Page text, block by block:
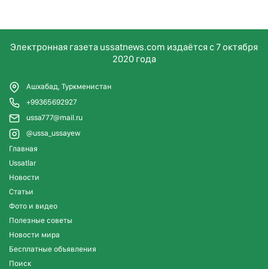
Электронная газета ussatnews.com издаётся с 7 октября
2020 года
Ашхабад, Туркменистан
+99365692927
ussa777@mail.ru
@ussa_ussayew
Главная
Ussatlar
Новости
Статьи
Фото и видео
Полезные советы
Новости мира
Бесплатные объявления
Поиск